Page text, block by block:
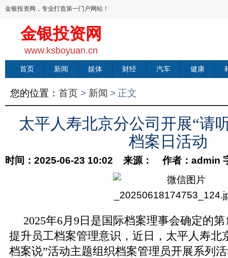
金银投资网，专业打造第一门户网站！
金银投资网
www.ksboyuan.cn
首页 新闻 娱体 财经 汽车 健康
您的位置： 首页 > 新闻 > 正文
太平人寿北京分公司开展“请
档案日活动
时间：2025-06-23 10:02 来源： 作者：admin
2025年6月9日是国际档案理事会确定的
提升员工档案管理意识，近日，太平人寿北
档案说”活动主题组织档案管理员开展系列